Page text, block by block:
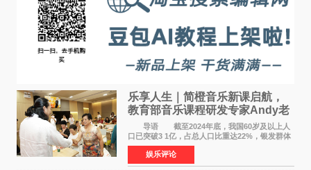
乐享人生｜简橙音乐新课启航，
教育部音乐课程研发专家Andy老
师重磅入驻领航银龄琴声
导语 截至2024年底，我国60岁及以上人
口已突破3 1亿，占总人口比重达22%，银发群体
的精神文化需求日益凸显。2024年1月，国务院办
公厅印发《关于发展银发经济增进老年人福祉的
意见》——这是
娱乐评论